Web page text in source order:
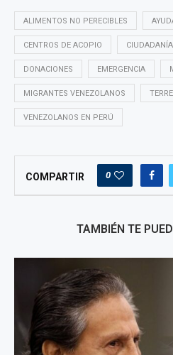
ALIMENTOS NO PERECIBLES
CENTROS DE ACOPIO
DONACIONES EMERGENCIA
MIGRANTES VENEZOLANOS
VENEZOLANOS EN PERÚ
COMPARTIR 0
TAMBIÉN TE